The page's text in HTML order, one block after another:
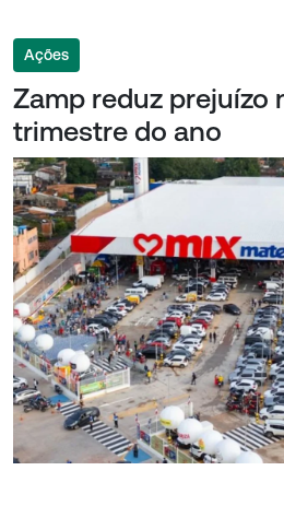
Ações
Zamp reduz prejuízo
trimestre do ano